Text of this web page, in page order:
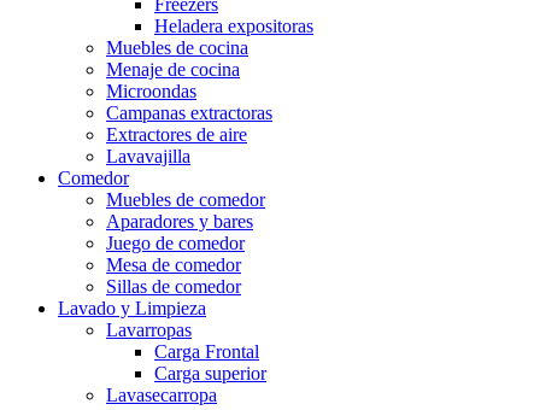
Freezers
Heladera expositoras
Muebles de cocina
Menaje de cocina
Microondas
Campanas extractoras
Extractores de aire
Lavavajilla
Comedor
Muebles de comedor
Aparadores y bares
Juego de comedor
Mesa de comedor
Sillas de comedor
Lavado y Limpieza
Lavarropas
Carga Frontal
Carga superior
Lavasecarropa